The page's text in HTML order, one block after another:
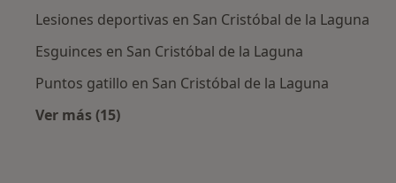
Lesiones deportivas en San Cristóbal de la Laguna
Esguinces en San Cristóbal de la Laguna
Puntos gatillo en San Cristóbal de la Laguna
Ver más (15)